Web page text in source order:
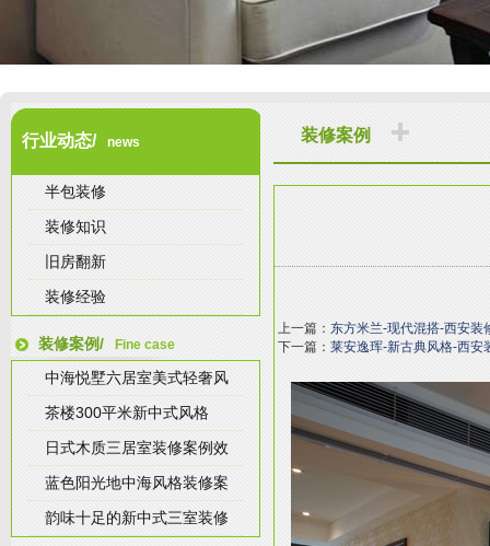
行业动态/ news
半包装修
装修知识
旧房翻新
装修经验
装修案例/ Fine case
中海悦墅六居室美式轻奢风
茶楼300平米新中式风格
日式木质三居室装修案例效
蓝色阳光地中海风格装修案
韵味十足的新中式三室装修
装修案例
上一篇： 东方米兰-现代混搭-西安装
下一篇： 莱安逸珲-新古典风格-西安